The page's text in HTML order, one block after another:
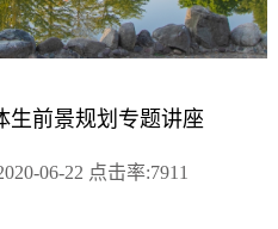
生前景规划专题讲座
06-22 点击率:7911